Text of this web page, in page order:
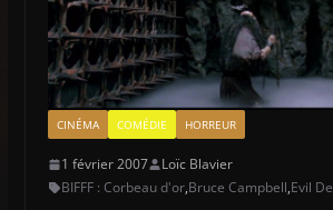
CINÉMA COMÉDIE HORREUR
1 février 2007
Loïc Blavier
BIFFF : Corbeau d'or,Bruce Campbell,Evil